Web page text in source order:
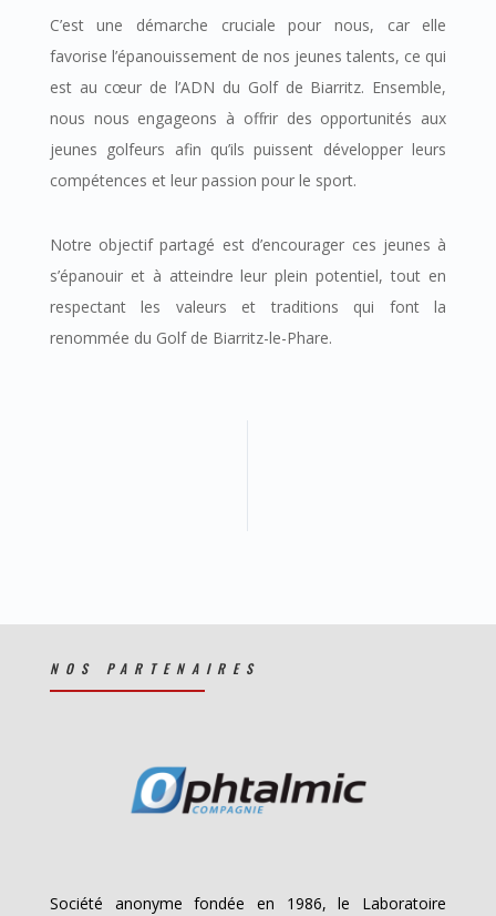
C’est une démarche cruciale pour nous, car elle
favorise l’épanouissement de nos jeunes talents, ce qui
est au cœur de l’ADN du Golf de Biarritz. Ensemble,
nous nous engageons à offrir des opportunités aux
jeunes golfeurs afin qu’ils puissent développer leurs
compétences et leur passion pour le sport.
Notre objectif partagé est d’encourager ces jeunes à
s’épanouir et à atteindre leur plein potentiel, tout en
respectant les valeurs et traditions qui font la
renommée du Golf de Biarritz-le-Phare.
NOS PARTENAIRES
Société anonyme fondée en 1986, le Laboratoire